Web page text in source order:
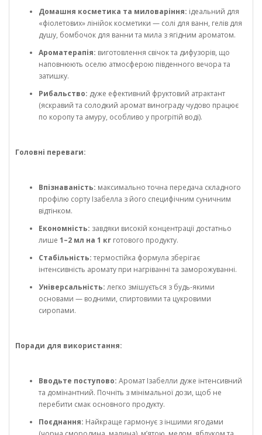
Домашня косметика та миловаріння: ідеальний для
«фіолетових» лінійок косметики — солі для ванн, гелів для
душу, бомбочок для ванни та мила з ягідним ароматом.
Ароматерапія: виготовлення свічок та дифузорів, що
наповнюють оселю атмосферою південного вечора та
затишку.
Рибальство: дуже ефективний фруктовий атрактант
(яскравий та солодкий аромат винограду чудово працює
по коропу та амуру, особливо у прогрітій воді).
Головні переваги:
Впізнаваність: максимально точна передача складного
профілю сорту Ізабелла з його специфічним суничним
відтінком.
Економність: завдяки високій концентрації достатньо
лише 1–2 мл на 1 кг готового продукту.
Стабільність:термостійка формула зберігає
інтенсивність аромату при нагріванні та заморожуванні.
Універсальність: легко змішується з будь-якими
основами — водними, спиртовими та цукровими
сиропами.
Поради для використання:
Вводьте поступово: Аромат Ізабелли дуже інтенсивний
та домінантний. Почніть з мінімальної дози, щоб не
перебити смак основного продукту.
Поєднання: Найкраще гармонує з іншими ягодами